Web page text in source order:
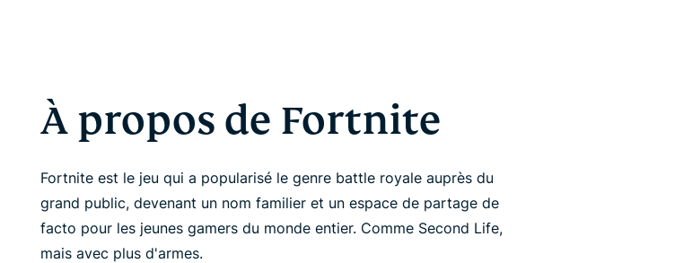
À propos de Fortnite
Fortnite est le jeu qui a popularisé le genre battle royale auprès du
grand public, devenant un nom familier et un espace de partage de
facto pour les jeunes gamers du monde entier. Comme Second Life,
mais avec plus d'armes.